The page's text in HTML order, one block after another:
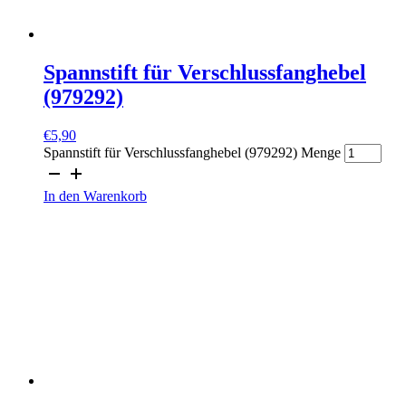
Spannstift für Verschlussfanghebel
(979292)
€5,90
Spannstift für Verschlussfanghebel (979292) Menge
In den Warenkorb